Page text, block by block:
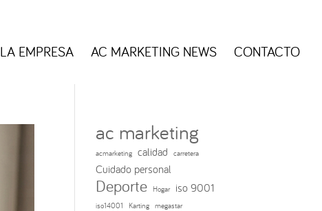
LA EMPRESA AC MARKETING NEWS CONTACTO
ac marketing
acmarketing calidad carretera
Cuidado personal
Deporte Hogar iso 9001
iso14001 Karting megastar